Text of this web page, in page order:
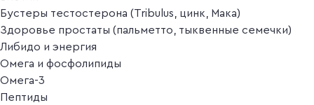
Бустеры тестостерона (Tribulus, цинк, Мака)
Здоровье простаты (пальметто, тыквенные семечки)
Либидо и энергия
Омега и фосфолипиды
Омега-3
Пептиды